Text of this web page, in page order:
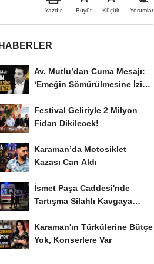
Yazdır Büyüt Küçült Yorumlar
Av. Mutlu’dan Cuma Mesajı:
‘Emeğin Sömürülmesine İzin
Festival Geliriyle 2 Milyon
Fidan Dikilecek!
Karaman’da Motosiklet
Kazası Can Aldı
İsmet Paşa Caddesi'nde
Tartışma Silahlı Kavgaya
Karaman'ın Türkülerine Bütçe
Yok, Konserlere Var